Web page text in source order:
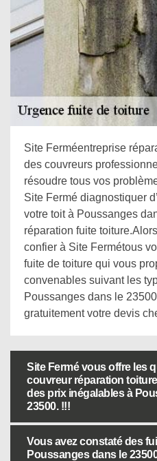
Site Ferméentreprise
des couvreurs
résoudre tous vos
Site Fermé diagnostiquer
votre toit à Poussanges
réparation fuite
confier à Site Fermétous
fuite de toiture qui vous
convenables suivant les
Poussanges dans le
gratuitement votre devis
Site Fermé vous offre les
couvreur réparation
des prix inégalables à
23500. !!!
Vous avez constaté des
Poussanges dans le